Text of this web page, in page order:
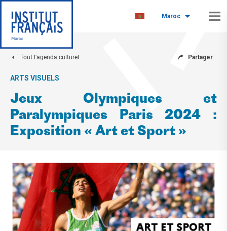
Maroc
Tout l'agenda culturel Partager
ARTS VISUELS
Jeux Olympiques et
Paralympiques Paris 2024 :
Exposition « Art et Sport »